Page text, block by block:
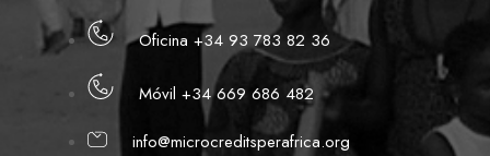
Oficina +34 93 783 82 36
Móvil +34 669 686 482
info@microcreditsperafrica.org